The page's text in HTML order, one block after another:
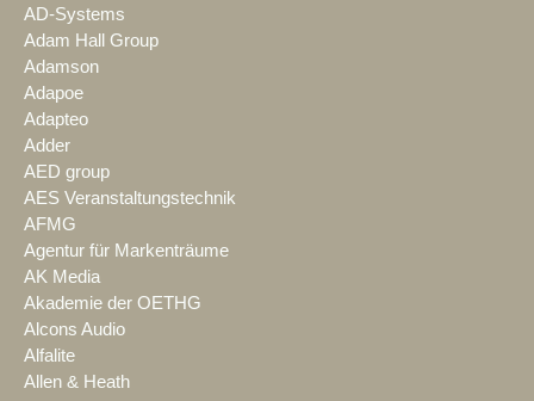
AD-Systems
Adam Hall Group
Adamson
Adapoe
Adapteo
Adder
AED group
AES Veranstaltungstechnik
AFMG
Agentur für Markenträume
AK Media
Akademie der OETHG
Alcons Audio
Alfalite
Allen & Heath